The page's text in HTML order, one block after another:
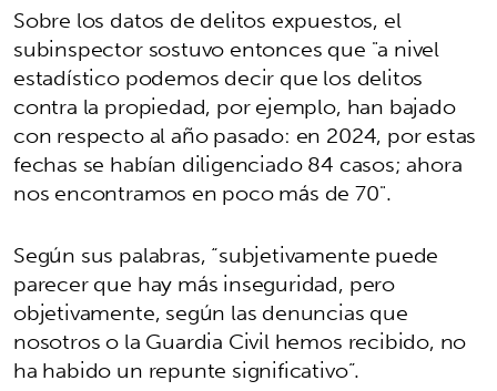
Sobre los datos de delitos expuestos, el
subinspector sostuvo entonces que "a nivel
estadístico podemos decir que los delitos
contra la propiedad, por ejemplo, han bajado
con respecto al año pasado: en 2024, por estas
fechas se habían diligenciado 84 casos; ahora
nos encontramos en poco más de 70".
Según sus palabras, “subjetivamente puede
parecer que hay más inseguridad, pero
objetivamente, según las denuncias que
nosotros o la Guardia Civil hemos recibido, no
ha habido un repunte significativo”.